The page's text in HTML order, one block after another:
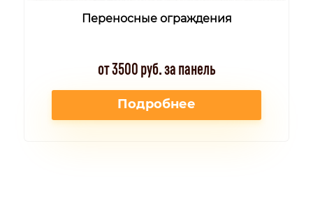
Переносные ограждения
от 3500 руб. за панель
Подробнее